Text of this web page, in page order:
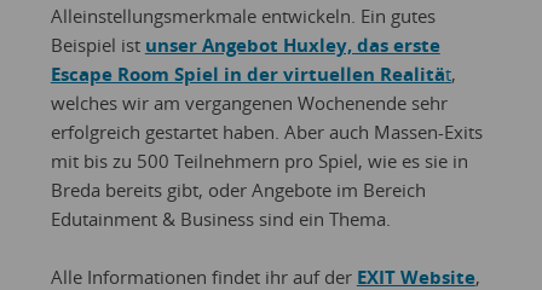
Alleinstellungsmerkmale entwickeln. Ein gutes
Beispiel ist unser Angebot Huxley, das erste
Escape Room Spiel in der virtuellen Realität,
welches wir am vergangenen Wochenende sehr
erfolgreich gestartet haben. Aber auch Massen-Exits
mit bis zu 500 Teilnehmern pro Spiel, wie es sie in
Breda bereits gibt, oder Angebote im Bereich
Edutainment & Business sind ein Thema.
Alle Informationen findet ihr auf der EXIT Website,